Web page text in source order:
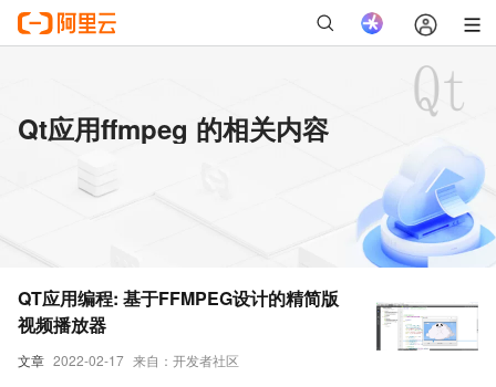
Qt应用ffmpeg 的相关内容
文章 2022-02-17 来自：开发者社区
QT应用编程: 基于FFMPEG设计的精简版
视频播放器